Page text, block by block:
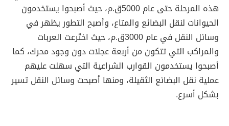
هذه المرحلة حتى عام 5000ق.م، حيث أصبحوا يستخدمون
الحيوانات لنقل البضائع والمتاع، وأصبح التطور يظهر في
وسائل النقل في عام 3000ق.م، حيث اختُرعت العربات
والمراكب التي تتكون من أربعة عجلات دون وجود محرك، كما
أصبحوا يستخدمون القوارب الشراعية التي سهلت عليهم
عملية نقل البضائع الثقيلة، ومنها أصبحت وسائل النقل تسير
بشكل أسرع.